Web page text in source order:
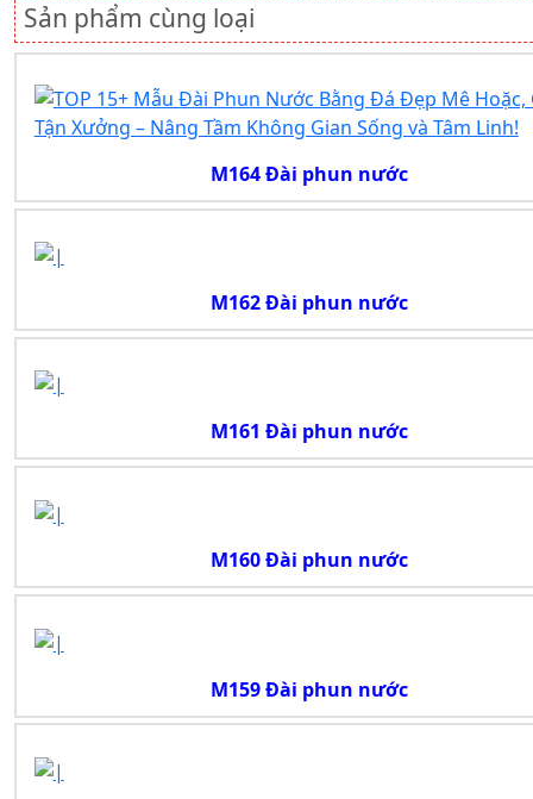
Sản phẩm cùng loại
M164 Đài phun nước
M162 Đài phun nước
M161 Đài phun nước
M160 Đài phun nước
M159 Đài phun nước